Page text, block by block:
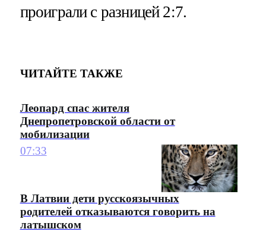
проиграли с разницей 2:7.
ЧИТАЙТЕ ТАКЖЕ
Леопард спас жителя
Днепропетровской области от
мобилизации
07:33
В Латвии дети русскоязычных
родителей отказываются говорить на
латышском